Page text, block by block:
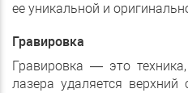
ее уникальной и
Гравировка
Гравировка — это
лазера удаляется верхний